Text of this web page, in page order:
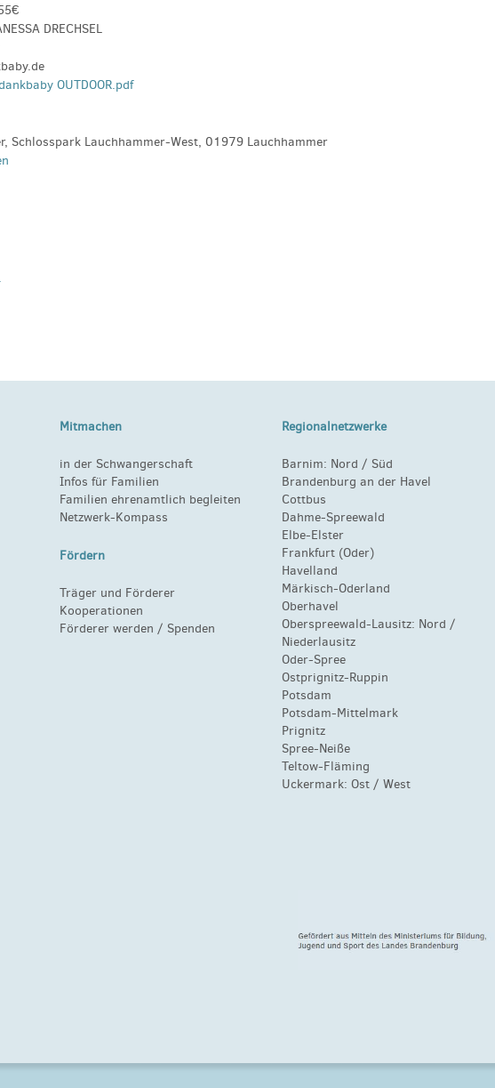
DRECHSEL
OUTDOOR.pdf
Schlosspark Lauchhammer-West, 01979 Lauchhammer
Mitmachen
in der Schwangerschaft
Infos für Familien
Familien ehrenamtlich begleiten
Netzwerk-Kompass
Fördern
Träger und Förderer
Kooperationen
Förderer werden / Spenden
Regionalnetzwerke
Barnim: Nord / Süd
Brandenburg an der Havel
Cottbus
Dahme-Spreewald
Elbe-Elster
Frankfurt (Oder)
Havelland
Märkisch-Oderland
Oberhavel
Oberspreewald-Lausitz: Nord /
Niederlausitz
Oder-Spree
Ostprignitz-Ruppin
Potsdam
Potsdam-Mittelmark
Prignitz
Spree-Neiße
Teltow-Fläming
Uckermark:Ost /West